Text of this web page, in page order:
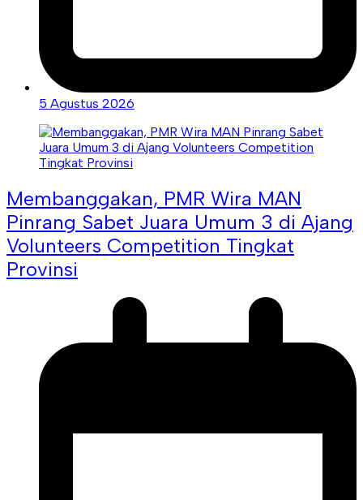
5 Agustus 2026
Membanggakan, PMR Wira MAN
Pinrang Sabet Juara Umum 3 di Ajang
Volunteers Competition Tingkat
Provinsi